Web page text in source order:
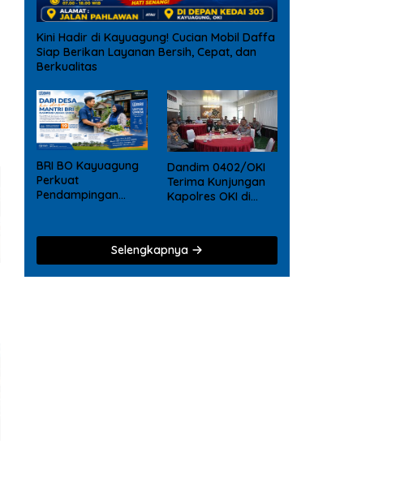
Kini Hadir di Kayuagung! Cucian Mobil Daffa
Siap Berikan Layanan Bersih, Cepat, dan
Berkualitas
BRI BO Kayuagung
Perkuat
Pendampingan
Dandim 0402/OKI
Terima Kunjungan
Kapolres OKI di
Selengkapnya